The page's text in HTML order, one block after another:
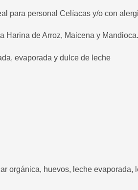
para personal Celíacas y/o con
Harina de Arroz, Maicena y Mandioca.
evaporada y dulce de leche
orgánica, huevos, leche